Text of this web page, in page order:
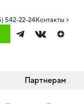
542-22-24Контакты
Партнерам